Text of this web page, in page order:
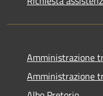
Amministrazione
Amministrazione